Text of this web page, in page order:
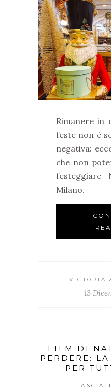
Rimanere in
feste non è
negativa:
che non
festeggiare
Milano.
VICTORIA
13
FILM DI
PERDERE:
PER